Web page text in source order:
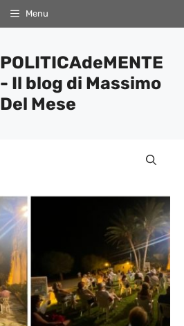
Menu
POLITICAdeMENTE
- Il blog di Massimo
Del Mese